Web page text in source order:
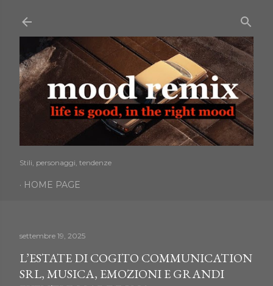
Stili, personaggi, tendenze
HOME PAGE
settembre 19, 2025
L’ESTATE DI COGITO COMMUNICATION
SRL, MUSICA, EMOZIONI E GRANDI